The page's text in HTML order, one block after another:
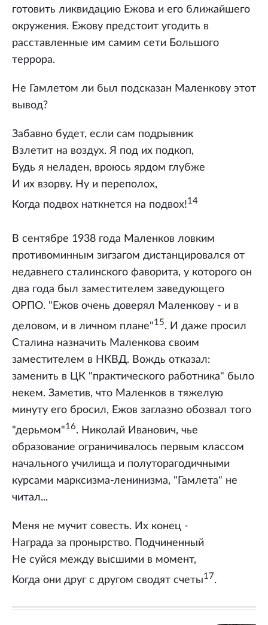
готовить ликвидацию Ежова и его ближайшего
окружения. Ежову предстоит угодить в
расставленные им самим сети Большого
террора.
Не Гамлетом ли был подсказан Маленкову этот
вывод?
Забавно будет, если сам подрывник
Взлетит на воздух. Я под их подкоп,
Будь я неладен, вроюсь ярдом глубже
И их взорву. Ну и переполох,
Когда подвох наткнется на подвох!14
В сентябре 1938 года Маленков ловким
противоминным зигзагом дистанцировался от
недавнего сталинского фаворита, у которого он
два года был заместителем заведующего
ОРПО. "Ежов очень доверял Маленкову - и в
деловом, и в личном плане"15. И даже просил
Сталина назначить Маленкова своим
заместителем в НКВД. Вождь отказал:
заменить в ЦК "практического работника" было
некем. Заметив, что Маленков в тяжелую
минуту его бросил, Ежов заглазно обозвал того
"дерьмом"16. Николай Иванович, чье
образование ограничивалось первым классом
начального училища и полуторагодичными
курсами марксизма-ленинизма, "Гамлета" не
читал...
Меня не мучит совесть. Их конец -
Награда за пронырство. Подчиненный
Не суйся между высшими в момент,
Когда они друг с другом сводят счеты17.